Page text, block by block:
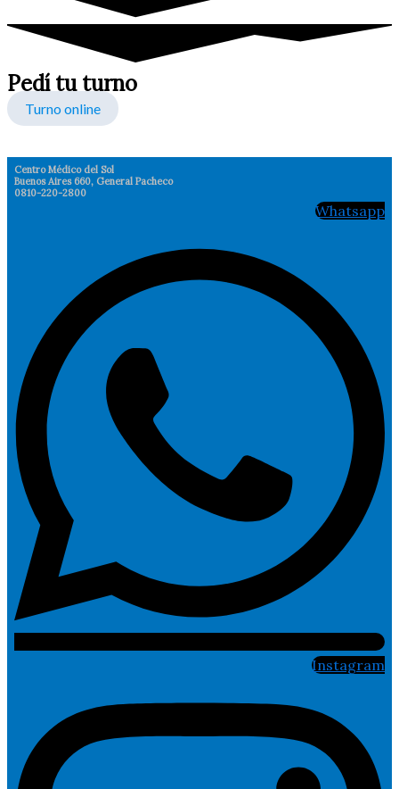
Pedí tu turno
Turno online
Centro Médico del Sol
Buenos Aires 660, General Pacheco
0810-220-2800
Whatsapp
Instagram